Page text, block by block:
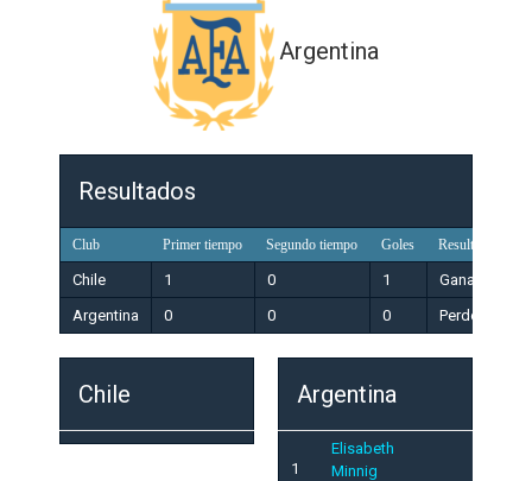
Argentina
Resultados
Club Primer tiempo Segundo tiempo Goles Resultado
Chile 1 0 1
Ganador
Argentina
0 0 0 Perdedor
Chile Argentina
1
Elisabeth
Minnig